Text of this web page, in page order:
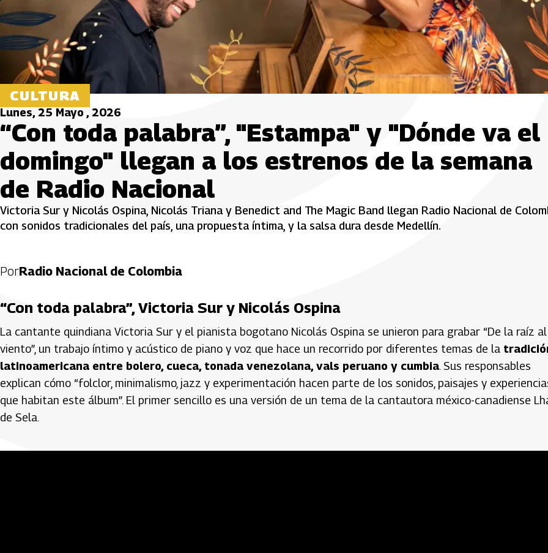
CULTURA
Lunes, 25 Mayo , 2026
“Con toda palabra”, "Estampa" y "Dónde va el
domingo" llegan a los estrenos de la semana
de Radio Nacional
Victoria Sur y Nicolás Ospina, Nicolás Triana y Benedict and The Magic Band llegan Radio Nacional de
con sonidos tradicionales del país, una propuesta íntima, y la salsa dura desde Medellín.
PorRadio Nacional de Colombia
“Con toda palabra”, Victoria Sur y Nicolás Ospina
La cantante quindiana Victoria Sur y el pianista bogotano Nicolás Ospina se unieron para grabar “De la raíz al
viento”, un trabajo íntimo y acústico de piano y voz que hace un recorrido por diferentes temas de la
latinoamericana entre bolero, cueca, tonada venezolana, vals peruano y cumbia. Sus responsables
explican cómo “folclor, minimalismo, jazz y experimentación hacen parte de los sonidos, paisajes y
que habitan este álbum”. El primer sencillo es una versión de un tema de la cantautora méxico-canadiense
de Sela.